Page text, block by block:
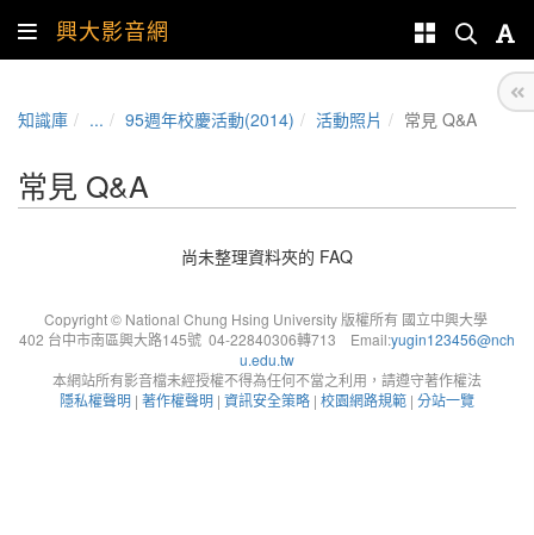
興大影音網
知識庫 ... 95週年校慶活動(2014) 活動照片 常見 Q&A
常見 Q&A
尚未整理資料夾的 FAQ
Copyright © National Chung Hsing University 版權所有 國立中興大學
402 台中市南區興大路145號 04-22840306轉713 Email:yugin123456@nch
u.edu.tw
本網站所有影音檔未經授權不得為任何不當之利用，請遵守著作權法
隱私權聲明 | 著作權聲明 | 資訊安全策略 | 校園網路規範 | 分站一覽